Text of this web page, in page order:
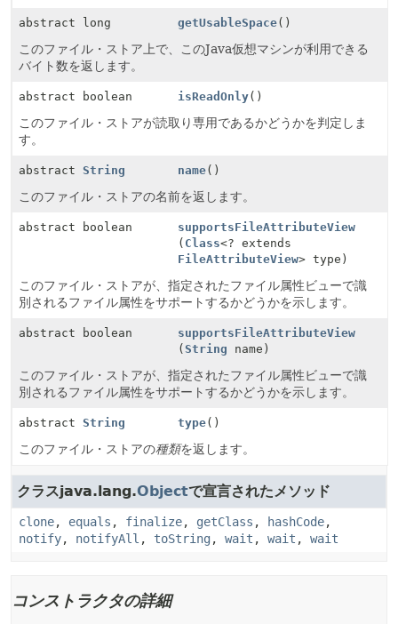
abstract long getUsableSpace()
このファイル・ストア上で、このJava仮想マシンが利用できる
バイト数を返します。
abstract boolean isReadOnly()
このファイル・ストアが読取り専用であるかどうかを判定しま
す。
abstract String name()
このファイル・ストアの名前を返します。
abstract boolean
supportsFileAttributeView
( Class<? extends
FileAttributeView> type)
このファイル・ストアが、指定されたファイル属性ビューで識
別されるファイル属性をサポートするかどうかを示します。
abstract boolean
supportsFileAttributeView
(String name)
このファイル・ストアが、指定されたファイル属性ビューで識
別されるファイル属性をサポートするかどうかを示します。
abstract String type()
このファイル・ストアの種類を返します。
クラスjava.lang.Objectで宣言されたメソッド
clone, equals , finalize, getClass , hashCode,
notify, notifyAll , toString , wait , wait , wait
コンストラクタの詳細